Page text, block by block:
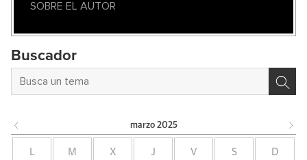
SOBRE EL AUTOR
Buscador
marzo 2025
L M X J V S D